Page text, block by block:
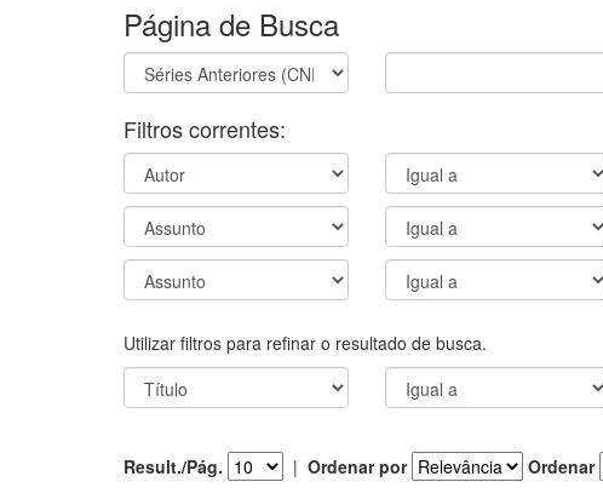
Página de Busca
Filtros correntes:
Utilizar filtros para refinar o resultado de busca.
Result./Pág. | Ordenar por Ordenar